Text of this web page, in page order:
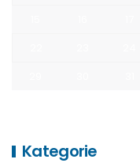
Kategorie